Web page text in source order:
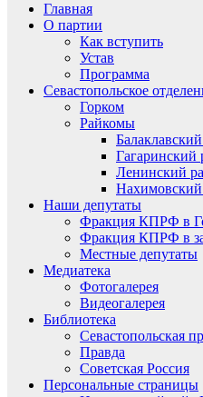
Главная
О партии
Как вступить
Устав
Программа
Севастопольское
Горком
Райкомы
Ленинский
Наши депутаты
Фракция КПРФ в
Фракция КПРФ в
Местные депутаты
Медиатека
Фотогалерея
Видеогалерея
Библиотека
Севастопольская
Правда
Советская Россия
Персональные страницы